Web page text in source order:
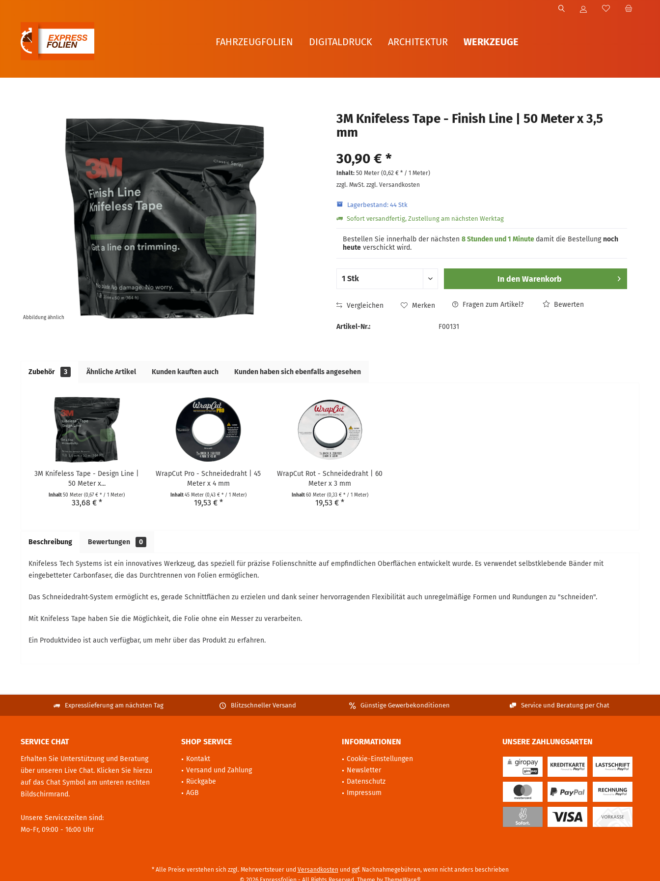
FAHRZEUGFOLIEN DIGITALDRUCK ARCHITEKTUR WERKZEUGE
Abbildung ähnlich
3M Knifeless Tape - Finish Line | 50 Meter x 3,5
mm
30,90 € *
Inhalt: 50 Meter (0,62 €* / 1 Meter)
zzgl. MwSt. zzgl. Versandkosten
Lagerbestand: 44 Stk
Sofort versandfertig, Zustellung am nächsten Werktag
Bestellen Sie innerhalb der nächsten 8 Stunden und 1 Minute damit die Bestellungnoch
heuteverschickt wird.
In den Warenkorb
Vergleichen Merken Fragen zum Artikel? Bewerten
Artikel-Nr.: F00131
Zubehör 3 Ähnliche Artikel Kunden kauften auch Kunden haben sich ebenfalls angesehen
3M Knifeless Tape - Design Line |
50 Meter x...
Inhalt50 Meter(0,67 € * / 1 Meter)
33,68 € *
WrapCut Pro - Schneidedraht | 45
Meter x 4 mm
Inhalt45 Meter (0,43 € * / 1 Meter)
19,53 € *
WrapCut Rot - Schneidedraht | 60
Meter x 3 mm
Inhalt60 Meter (0,33 € * / 1 Meter)
19,53 € *
Beschreibung Bewertungen 0
Knifeless Tech Systems ist ein innovatives Werkzeug, das speziell für präzise Folienschnitte auf empfindlichen Oberflächen entwickelt wurde. Es verwendet selbstklebende Bänder mit
eingebetteter Carbonfaser, die das Durchtrennen von Folien ermöglichen.
Das Schneidedraht-System ermöglicht es, gerade Schnittflächen zu erzielen und dank seiner hervorragenden Flexibilität auch unregelmäßige Formen und Rundungen zu "schneiden".
Mit Knifeless Tape haben Sie die Möglichkeit, die Folie ohne ein Messer zu verarbeiten.
Ein Produktvideo ist auch verfügbar, um mehr über das Produkt zu erfahren.
Expresslieferung am nächsten Tag Blitzschneller Versand Günstige Gewerbekonditionen Service und Beratung per Chat
SERVICE CHAT
Erhalten Sie Unterstützung und Beratung
über unseren Live Chat. Klicken Sie hierzu
auf das Chat Symbol am unteren rechten
Bildschirmrand.
Unsere Servicezeiten sind:
Mo-Fr, 09:00 - 16:00 Uhr
SHOP SERVICE
Kontakt
Versand und Zahlung
Rückgabe
AGB
INFORMATIONEN
Cookie-Einstellungen
Newsletter
Datenschutz
Impressum
UNSERE ZAHLUNGSARTEN
* Alle Preise verstehen sich zzgl. Mehrwertsteuer und Versandkosten und ggf. Nachnahmegebühren, wenn nicht anders beschrieben